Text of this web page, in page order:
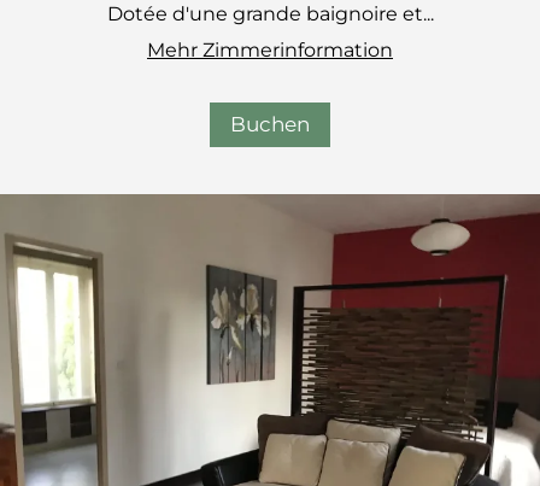
Dotée d'une grande baignoire et...
Mehr Zimmerinformation
Buchen